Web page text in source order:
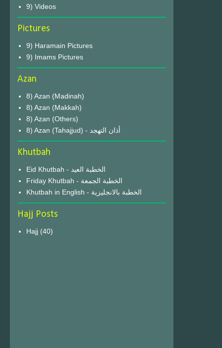
9) Videos
Pictures
9) Haramain Pictures
9) Imams Pictures
Azan
8) Azan (Madinah)
8) Azan (Makkah)
8) Azan (Others)
8) Azan (Tahajjud) - أذان التهجد
Khutbah
Eid Khutbah - الخطبة العيد
Friday Khutbah - الخطبة الجمعة
Khutbah in English - الخطبة بالانجليزية
Hajj Posts
Hajj (40)